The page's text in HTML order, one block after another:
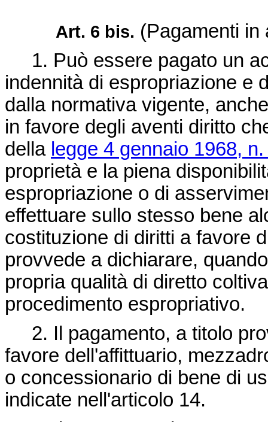
Art. 6 bis. (Pagamenti
1. Può essere pagato un
indennità di espropriazione e
dalla normativa vigente,
in favore degli aventi diritto
della legge 4 gennaio 1968,
proprietà e la piena
espropriazione o di
effettuare sullo stesso bene
costituzione di diritti a favore
provvede a dichiarare,
propria qualità di diretto
procedimento espropriativo.
2. Il pagamento, a titolo
favore dell'affittuario,
o concessionario di bene di
indicate nell'articolo 14.